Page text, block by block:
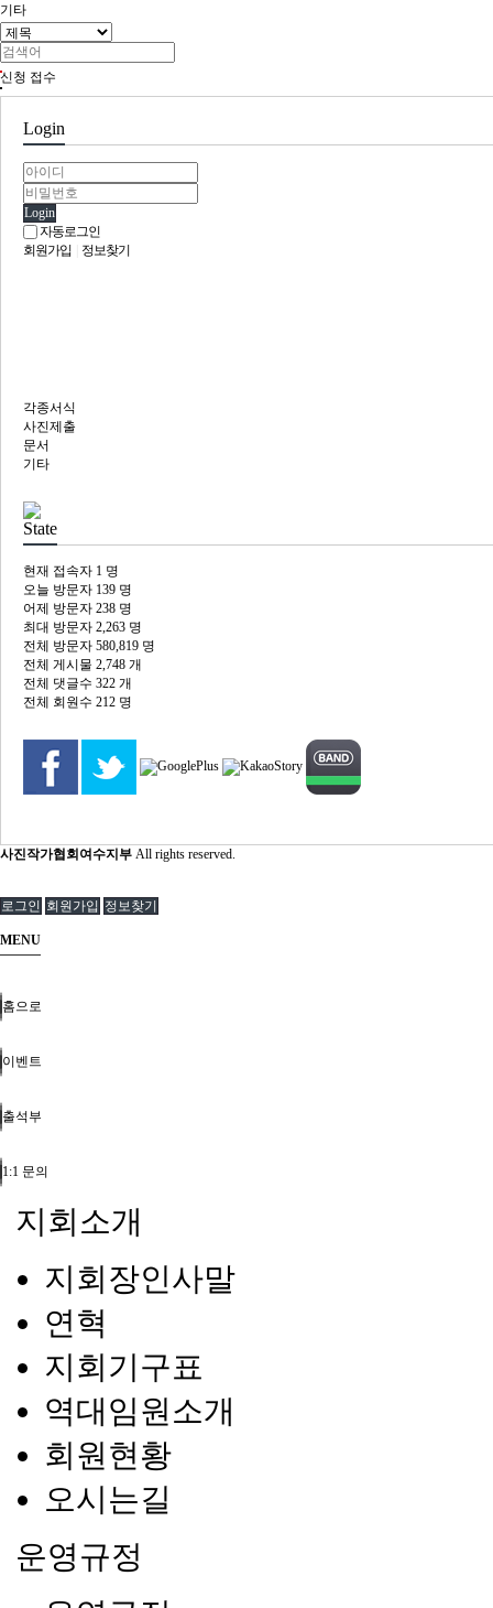
기타
사진강좌
신청 접수
Login
Login
자동로그인
회원가입
정보찾기
각종서식
사진제출
문서
기타
State
현재 접속자 1 명
오늘 방문자 139 명
어제 방문자 238 명
최대 방문자 2,263 명
전체 방문자 580,819 명
전체 게시물 2,748 개
전체 댓글수 322 개
전체 회원수 212 명
사진작가협회여수지부 All rights reserved.
로그인 회원가입 정보찾기
MENU
홈으로
이벤트
출석부
1:1 문의
지회소개
지회장인사말
연혁
지회기구표
역대임원소개
회원현황
오시는길
운영규정